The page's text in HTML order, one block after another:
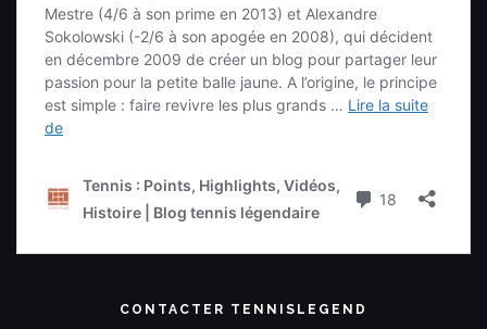
CONTACTER TENNISLEGEND